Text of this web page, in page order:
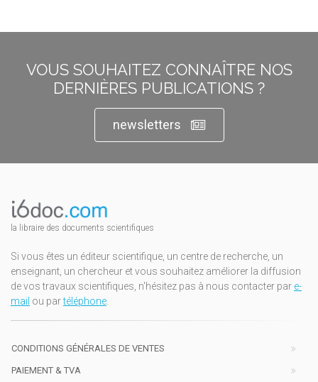
VOUS SOUHAITEZ CONNAÎTRE NOS
DERNIÈRES PUBLICATIONS ?
newsletters
la libraire des documents scientifiques
Si vous êtes un éditeur scientifique, un centre de recherche, un
enseignant, un chercheur et vous souhaitez améliorer la diffusion
de vos travaux scientifiques, n'hésitez pas à nous contacter par e-
mail ou partéléphone.
CONDITIONS GÉNÉRALES DE VENTES
PAIEMENT & TVA